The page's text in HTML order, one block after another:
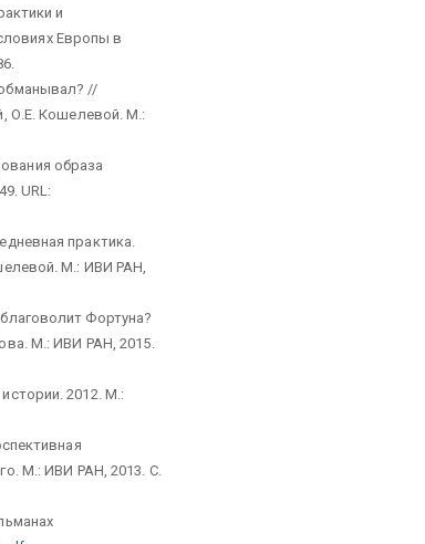
и
Европы в
//
О.Е. Кошелевой. М.:
образа
URL:
практика.
М.: ИВИ РАН,
Фортуна?
М.: ИВИ РАН, 2015.
2012. М.:
М.: ИВИ РАН, 2013. С.